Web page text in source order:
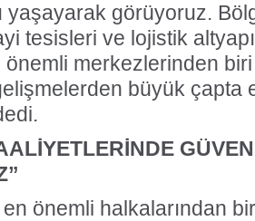
yaşayarak görüyoruz.
tesisleri ve lojistik
merkezlerinden
büyük çapta
önemli halkalarından